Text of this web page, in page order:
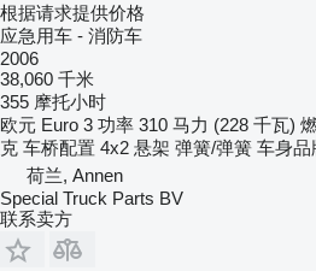
根据请求提供价格
应急用车 - 消防车
2006
38,060 千米
355 摩托小时
欧元 Euro 3 功率 310 马力 (228 千瓦)
克 车桥配置 4x2 悬架 弹簧/弹簧 车身品
荷兰, Annen
Special Truck Parts BV
联系卖方